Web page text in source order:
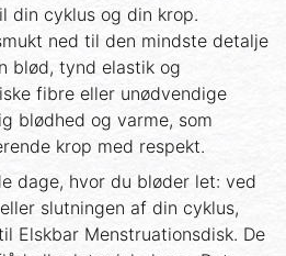
din cyklus og din krop.
ned til den mindste detalje
blød, tynd elastik og
fibre eller unødvendige
blødhed og varme, som
krop med respekt.
dage, hvor du bløder let: ved
slutningen af din cyklus,
Elskbar Menstruationsdisk. De